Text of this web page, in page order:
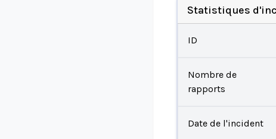
Statistiques
ID
Nombre de
rapports
Date de l'incident